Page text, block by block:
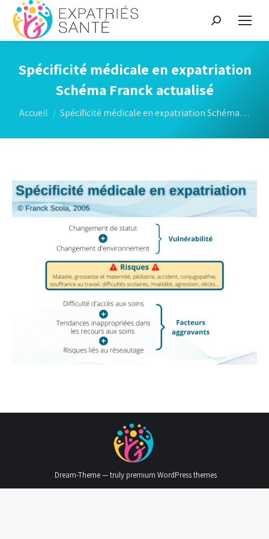
Recherche
:
Spécificité médicale en expatriation
Schéma Franck actualisé
Vous êtes ici :
Accueil Spécificité médicale en expatriation Schéma…
Dream-Theme — truly premium WordPress themes